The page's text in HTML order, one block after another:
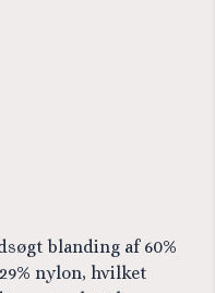
blanding af 60%
nylon, hvilket